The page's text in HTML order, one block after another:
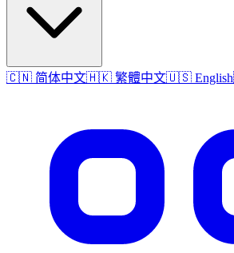
🇨🇳 简体中文🇭🇰 繁體中文🇺🇸 English